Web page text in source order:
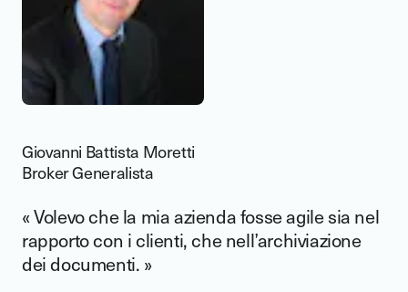
Giovanni Battista Moretti
Broker Generalista
« Volevo che la mia azienda fosse agile sia nel
rapporto con i clienti, che nell’archiviazione
dei documenti. »